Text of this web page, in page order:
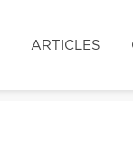
ARTICLES